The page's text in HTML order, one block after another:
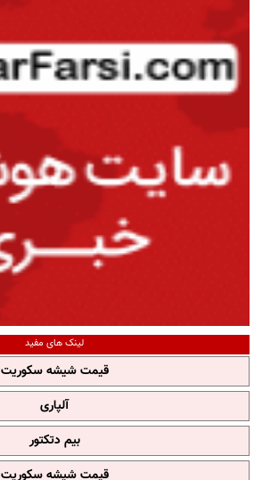
لینک های مفید
قیمت شیشه سکوریت
آلپاری
بیم دتکتور
قیمت شیشه سکوریت